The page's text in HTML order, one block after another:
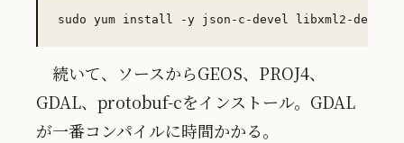
続いて、ソースからGEOS、PROJ4、
GDAL、protobuf-cをインストール。GDAL
が一番コンパイルに時間かかる。